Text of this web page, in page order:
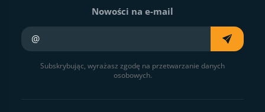
Nowości na e-mail
Subskrybując, wyrażasz zgodę na przetwarzanie danych
osobowych.